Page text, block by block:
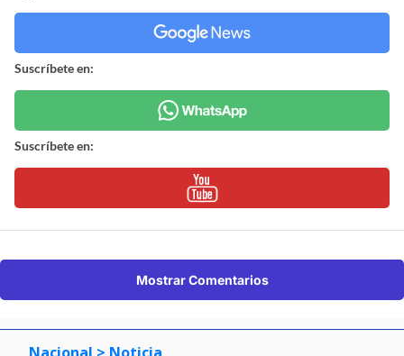
Suscríbete en:
Suscríbete en:
Mostrar Comentarios